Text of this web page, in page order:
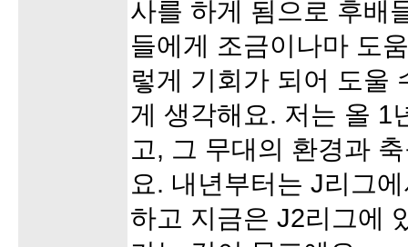
사를 하게 됨으로 후배
들에게 조금이나마 도
렇게 기회가 되어 도울
게 생각해요. 저는 올 1
고, 그 무대의 환경과
요. 내년부터는 J리그
하고 지금은 J2리그에